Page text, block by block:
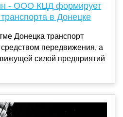
- ООО КЦД формирует
в Донецке
Донецка транспорт
передвижения, а
силой предприятий